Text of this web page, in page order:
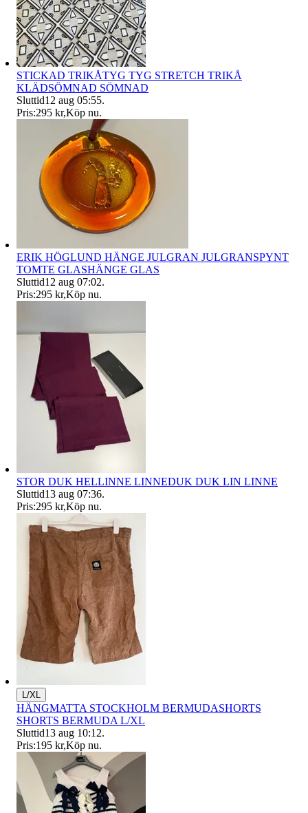
STICKAD TRIKÅTYG TYG STRETCH TRIKÅ
KLÄDSÖMNAD SÖMNAD
Sluttid12 aug 05:55.
Pris:295 kr,Köp nu.
ERIK HÖGLUND HÄNGE JULGRAN JULGRANSPYNT
TOMTE GLASHÄNGE GLAS
Sluttid12 aug 07:02.
Pris:295 kr,Köp nu.
STOR DUK HELLINNE LINNEDUK DUK LIN LINNE
Sluttid13 aug 07:36.
Pris:295 kr,Köp nu.
L/XL
HÄNGMATTA STOCKHOLM BERMUDASHORTS
SHORTS BERMUDA L/XL
Sluttid13 aug 10:12.
Pris:195 kr,Köp nu.